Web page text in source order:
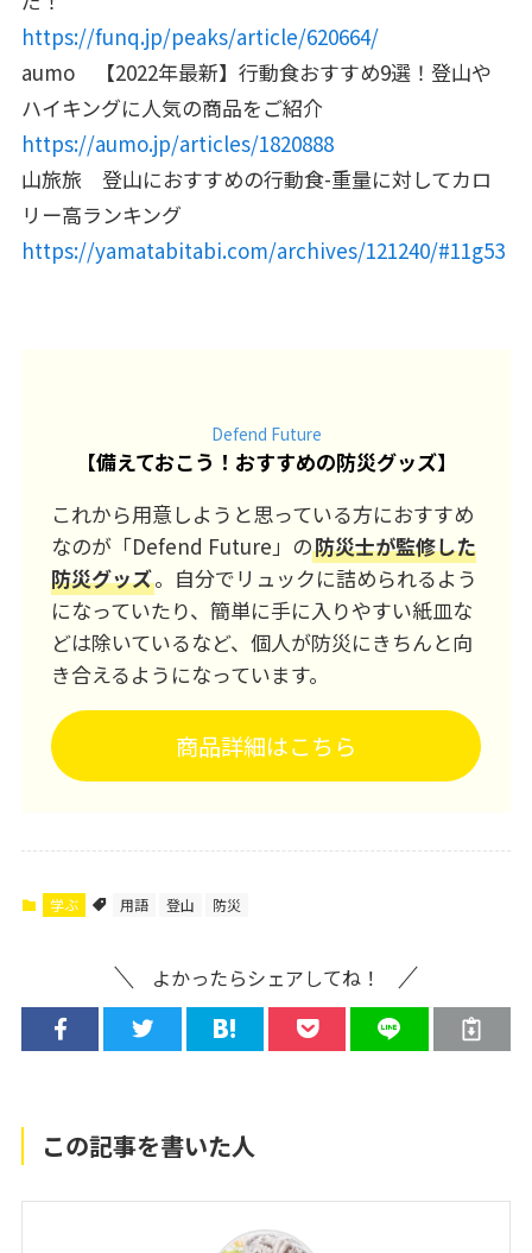
https://funq.jp/peaks/article/620664/
aumo 【2022年最新】行動食おすすめ9選！登山や
ハイキングに人気の商品をご紹介
https://aumo.jp/articles/1820888
山旅旅 登山におすすめの行動食-重量に対してカロ
リー高ランキング
https://yamatabitabi.com/archives/121240/#11g53
Defend Future
【備えておこう！おすすめの防災グッズ】
これから用意しようと思っている方におすすめ
なのが「Defend Future」の防災士が監修した
防災グッズ。自分でリュックに詰められるよう
になっていたり、簡単に手に入りやすい紙皿な
どは除いているなど、個人が防災にきちんと向
き合えるようになっています。
商品詳細はこちら
学ぶ 用語 登山 防災
よかったらシェアしてね！
この記事を書いた人